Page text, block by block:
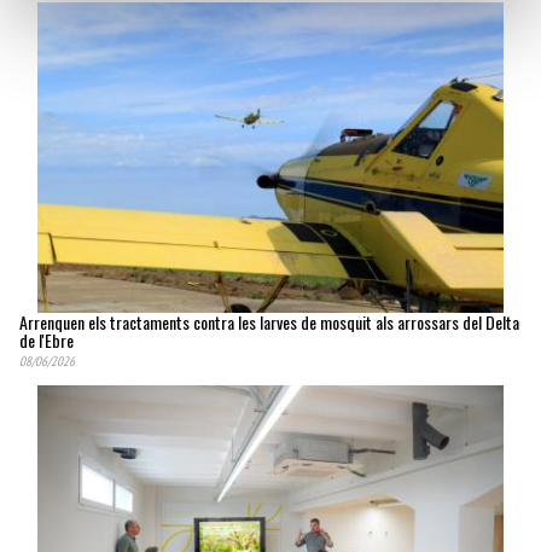
Arrenquen els tractaments contra les larves de mosquit als arrossars del Delta
de l'Ebre
08/06/2026